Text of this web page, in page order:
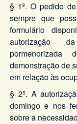
§ 1º. O pedido
sempre que
formulário
autorização
demonstração de
em relação às
§ 2º. A
domingo e nos
sobre a